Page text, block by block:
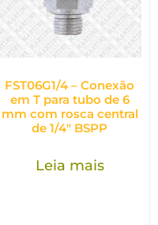
FST06G1/4 – Conexão
em T para tubo de 6
mm com rosca central
de 1/4″ BSPP
Leia mais